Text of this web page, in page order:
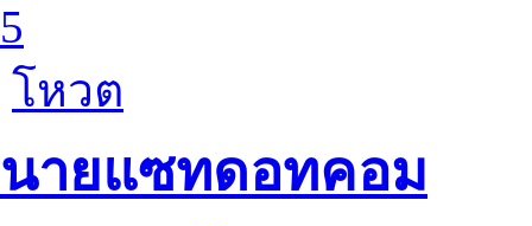
5
โหวต
นายแซทดอทคอม